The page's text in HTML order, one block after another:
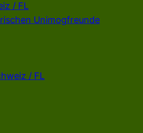
/ FL
Unimogfreunde
/ FL